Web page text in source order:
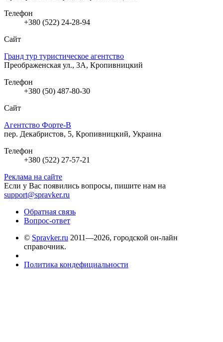
Телефон
+380 (522) 24-28-94
Сайт
Гранд тур туристическое агентство
Преображенская ул., 3А, Кропивницкий
Телефон
+380 (50) 487-80-30
Сайт
Агентство Форте-В
пер. Декабристов, 5, Кропивницкий, Украина
Телефон
+380 (522) 27-57-21
Реклама на сайте
Если у Вас появились вопросы, пишите нам на
support@spravker.ru
Обратная связь
Вопрос-ответ
© Spravker.ru 2011—2026, городской он-лайн
справочник.
Политика кондефициальности